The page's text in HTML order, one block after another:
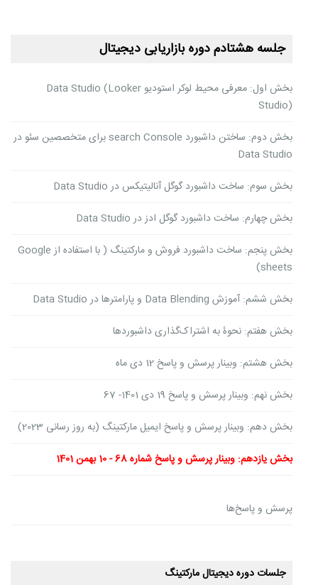
جلسه هشتادم دوره بازاریابی دیجیتال
بخش اول: معرفی محیط لوکر استودیو Data Studio (Looker
Studio)
بخش دوم: ساختن داشبورد search Console برای متخصصین سئو در
Data Studio
بخش سوم: ساخت داشبورد گوگل آنالیتیکس در Data Studio
بخش چهارم: ساخت داشبورد گوگل ادز در Data Studio
بخش پنجم: ساخت داشبورد فروش و مارکتینگ ( با استفاده از Google
sheets)
بخش ششم: آموزش Data Blending و پارامترها در Data Studio
بخش هفتم: نحوۀ به اشتراک‌گذاری داشبوردها
بخش هشتم: وبینار پرسش و پاسخ 12 دی ماه
بخش نهم: وبینار پرسش و پاسخ 19 دی 1401- 67
بخش دهم: وبینار پرسش و پاسخ ایمیل مارکتینگ (به روز رسانی 2023)
بخش یازدهم: وبینار پرسش و پاسخ شماره 68 - 10 بهمن 1401
پرسش و پاسخ‌ها
جلسات دوره دیجیتال مارکتینگ